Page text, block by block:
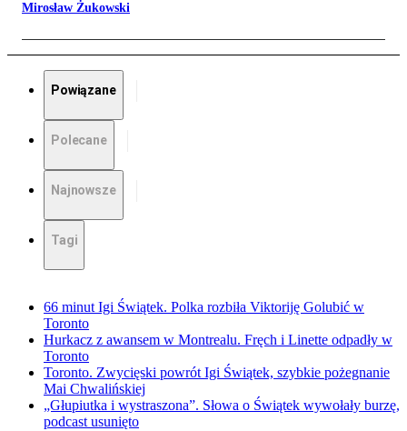
Mirosław Żukowski
Powiązane
Polecane
Najnowsze
Tagi
66 minut Igi Świątek. Polka rozbiła Viktoriję Golubić w
Toronto
Hurkacz z awansem w Montrealu. Fręch i Linette odpadły w
Toronto
Toronto. Zwycięski powrót Igi Świątek, szybkie pożegnanie
Mai Chwalińskiej
„Głupiutka i wystraszona”. Słowa o Świątek wywołały burzę,
podcast usunięto